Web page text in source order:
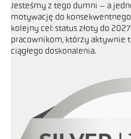
Jesteśmy z tego dumni – a
motywację do konsekwentnego
kolejny cel: status złoty do
pracownikom, którzy aktywnie
ciągłego doskonalenia.